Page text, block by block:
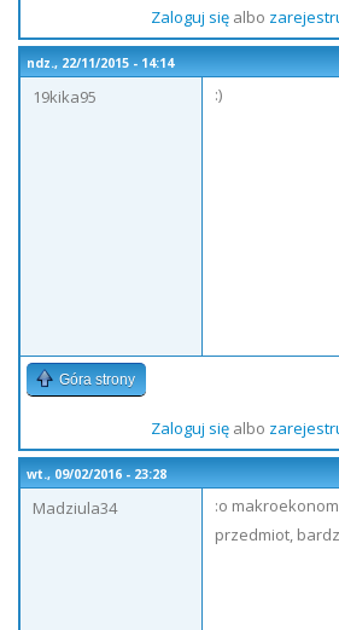
Zaloguj sięalbo
ndz., 22/11/2015 - 14:14
19kika95
:)
Góra strony
Zaloguj sięalbo
wt., 09/02/2016 - 23:28
Madziula34
:o
przedmiot,